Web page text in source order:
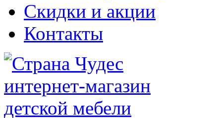
Скидки и акции
Контакты